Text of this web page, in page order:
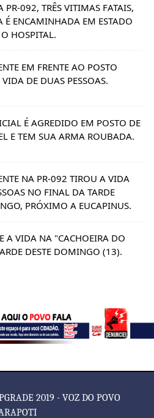
PR-092, TRÊS VITIMAS FATAIS,
É ENCAMINHADA EM ESTADO
HOSPITAL.
EM FRENTE AO POSTO
DE DUAS PESSOAS.
É AGREDIDO EM POSTO DE
E TEM SUA ARMA ROUBADA.
NA PR-092 TIROU A VIDA
NO FINAL DA TARDE
PRÓXIMO A EUCAPINUS.
A VIDA NA "CACHOEIRA DO
DESTE DOMINGO (13).
2019 - VOZ DO POVO